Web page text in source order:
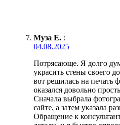
Муза Е. :
04.08.2025
Потрясающе. Я долго
украсить стены своего
вот решилась на печать
оказался довольно
Сначала выбрала
сайте, а затем указала
Обращение к